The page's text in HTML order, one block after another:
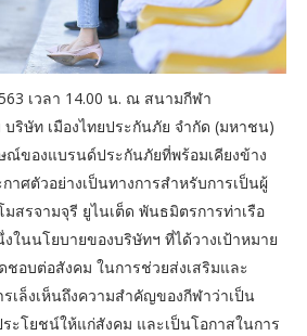
เวลา 14.00 น. ณ สนามกีฬา
ริษัท เมืองไทยประกันภัย จำกัด (มหาชน)
ณ์ของแบรนด์ประกันภัยที่พร้อมเคียงข้าง
าศตัวอย่างเป็นทางการสำหรับการเป็นผู้
สรจามจุรี ยูไนเต็ด พันธมิตรการท่าเรือ
ในนโยบายของบริษัทฯ ที่ได้วางเป้าหมาย
อบต่อสังคม ในการช่วยส่งเสริมและ
เล็งเห็นถึงความสำคัญของกีฬาว่าเป็น
ะโยชน์ให้แก่สังคม และเป็นโอกาสในการ